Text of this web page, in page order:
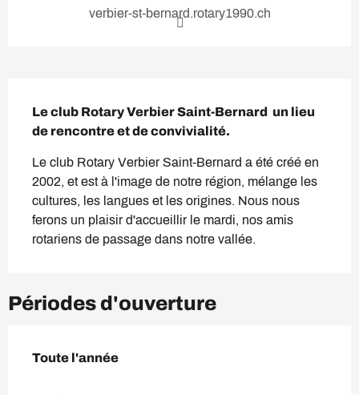
verbier-st-bernard.rotary1990.ch
Le club Rotary Verbier Saint-Bernard  un lieu
de rencontre et de convivialité.
Le club Rotary Verbier Saint-Bernard a été créé en
2002, et est à l'image de notre région, mélange les
cultures, les langues et les origines. Nous nous
ferons un plaisir d'accueillir le mardi, nos amis
rotariens de passage dans notre vallée.
Périodes d'ouverture
Toute l'année
Toute l'année